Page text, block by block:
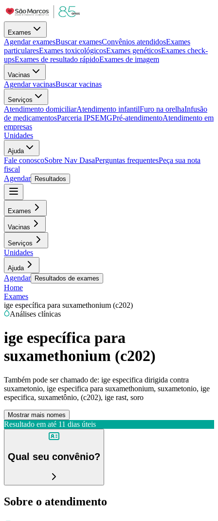
Exames
Agendar examesBuscar examesConvênios atendidosExames
particularesExames toxicológicosExames genéticosExames check-
upsExames de resultado rápidoExames de imagem
Vacinas
Agendar vacinasBuscar vacinas
Serviços
Atendimento domiciliarAtendimento infantilFuro na orelhaInfusão
de medicamentosParceria IPSEMGPré-atendimentoAtendimento em
empresas
Unidades
Ajuda
Fale conoscoSobre Nav DasaPerguntas frequentesPeça sua nota
fiscal
Agendar
Resultados
Exames
Vacinas
Serviços
Unidades
Ajuda
Agendar Resultados de exames
Home
Exames
ige específica para suxamethonium (c202)
Análises clínicas
ige específica para
suxamethonium (c202)
Também pode ser chamado de: ige especifica dirigida contra
suxametonio, ige especifica para suxamethonium, suxametonio, ige
especifica, suxametônio, (c202), ige rast, soro
Mostrar mais nomes
Resultado em até 11 dias úteis
Qual seu convênio?
Sobre o atendimento